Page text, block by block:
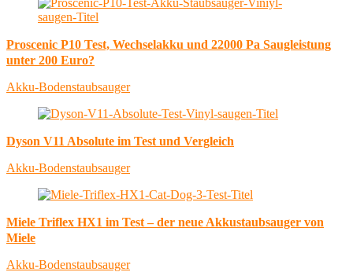
Proscenic P10 Test, Wechselakku und 22000 Pa Saugleistung
unter 200 Euro?
Akku-Bodenstaubsauger
Dyson V11 Absolute im Test und Vergleich
Akku-Bodenstaubsauger
Miele Triflex HX1 im Test – der neue Akkustaubsauger von
Miele
Akku-Bodenstaubsauger